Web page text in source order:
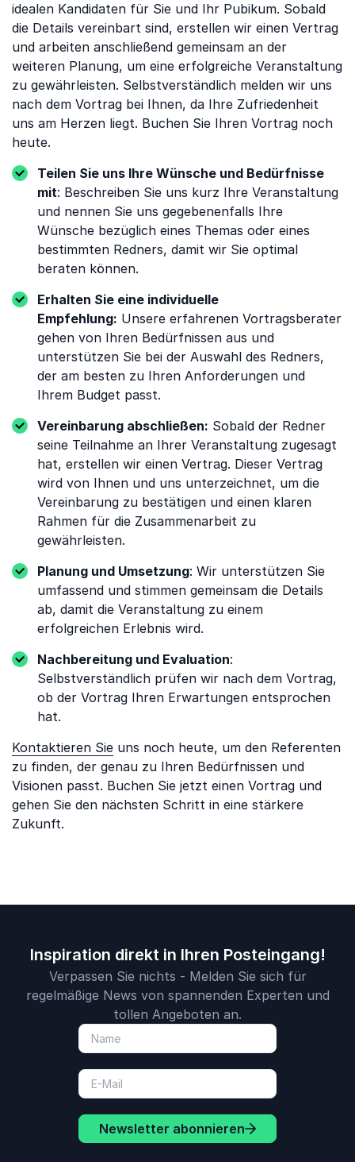
idealen Kandidaten für Sie und Ihr Pubikum. Sobald
die Details vereinbart sind, erstellen wir einen Vertrag
und arbeiten anschließend gemeinsam an der
weiteren Planung, um eine erfolgreiche Veranstaltung
zu gewährleisten. Selbstverständlich melden wir uns
nach dem Vortrag bei Ihnen, da Ihre Zufriedenheit
uns am Herzen liegt. Buchen Sie Ihren Vortrag noch
heute.
Teilen Sie uns Ihre Wünsche und Bedürfnisse
mit: Beschreiben Sie uns kurz Ihre Veranstaltung
und nennen Sie uns gegebenenfalls Ihre
Wünsche bezüglich eines Themas oder eines
bestimmten Redners, damit wir Sie optimal
beraten können.
Erhalten Sie eine individuelle
Empfehlung: Unsere erfahrenen Vortragsberater
gehen von Ihren Bedürfnissen aus und
unterstützen Sie bei der Auswahl des Redners,
der am besten zu Ihren Anforderungen und
Ihrem Budget passt.
Vereinbarung abschließen: Sobald der Redner
seine Teilnahme an Ihrer Veranstaltung zugesagt
hat, erstellen wir einen Vertrag. Dieser Vertrag
wird von Ihnen und uns unterzeichnet, um die
Vereinbarung zu bestätigen und einen klaren
Rahmen für die Zusammenarbeit zu
gewährleisten.
Planung und Umsetzung: Wir unterstützen Sie
umfassend und stimmen gemeinsam die Details
ab, damit die Veranstaltung zu einem
erfolgreichen Erlebnis wird.
Nachbereitung und Evaluation:
Selbstverständlich prüfen wir nach dem Vortrag,
ob der Vortrag Ihren Erwartungen entsprochen
hat.
Kontaktieren Sie uns noch heute, um den Referenten
zu finden, der genau zu Ihren Bedürfnissen und
Visionen passt. Buchen Sie jetzt einen Vortrag und
gehen Sie den nächsten Schritt in eine stärkere
Zukunft.
Inspiration direkt in Ihren Posteingang!
Verpassen Sie nichts - Melden Sie sich für
regelmäßige News von spannenden Experten und
tollen Angeboten an.
Newsletter abonnieren